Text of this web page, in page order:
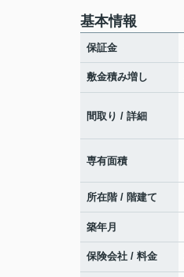
基本情報
保証金
敷金積み増し
間取り / 詳細
専有面積
所在階 / 階建て
築年月
保険会社 / 料金